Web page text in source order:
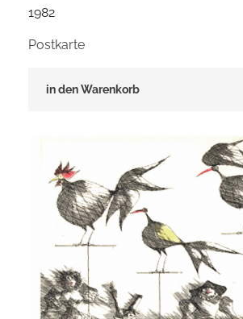
1982
Postkarte
in den Warenkorb